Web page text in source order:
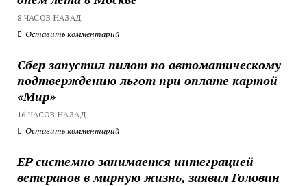
8 ЧАСОВ НАЗАД
Оставить комментарий
Сбер запустил пилот по автоматическому
подтверждению льгот при оплате картой
«Мир»
16 ЧАСОВ НАЗАД
Оставить комментарий
ЕР системно занимается интеграцией
ветеранов в мирную жизнь, заявил Головин